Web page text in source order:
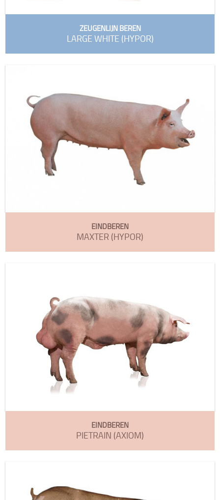
ZEUGENLIJN BEREN
LARGE WHITE (HYPOR)
EINDBEREN
MAXTER (HYPOR)
EINDBEREN
PIETRAIN (AXIOM)